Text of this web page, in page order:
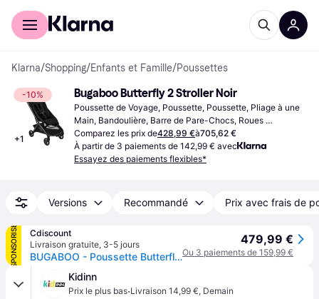
Acheter avec Klarna
Klarna/Shopping/Enfants et Famille/Poussettes
-10%
+1
Bugaboo Butterfly 2 Stroller Noir
Poussette de Voyage, Poussette, Poussette, Pliage à une
Main, Bandoulière, Barre de Pare-Chocs, Roues
Détachables, Panier de Rangement, Dossier Réglable,
Approuvé Bagage Cabine, Housse de Pluie, Inclinaison
Complète, Sac de Voyage, Auvent Extensible, Siège
Comparez les prix de428,99 €à705,62 €
À partir de 3 paiements de 142,99 € avec
Essayez des paiements flexibles*
Versions Recommandé Prix avec frais de
SPONSORISÉ
Cdiscount
Livraison gratuite, 3-5 jours
BUGABOO - Poussette Butterfly 2 Noir
479,99 €
Ou 3 paiements de 159,99 €
Kidinn
Prix le plus bas·Livraison 14,99 €, Demain